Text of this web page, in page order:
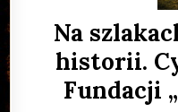
Na
historii.
Fundacji